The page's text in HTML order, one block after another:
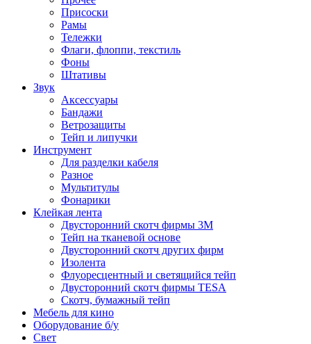
Присоски
Рамы
Тележки
Флаги, флоппи, текстиль
Фоны
Штативы
Звук
Аксессуары
Бандажи
Ветрозащиты
Тейп и липучки
Инструмент
Для разделки кабеля
Разное
Мультитулы
Фонарики
Клейкая лента
Двусторонний скотч фирмы 3M
Тейп на тканевой основе
Двусторонний скотч других фирм
Изолента
Флуоресцентный и светящийся тейп
Двусторонний скотч фирмы TESA
Скотч, бумажный тейп
Мебель для кино
Оборудование б/у
Свет